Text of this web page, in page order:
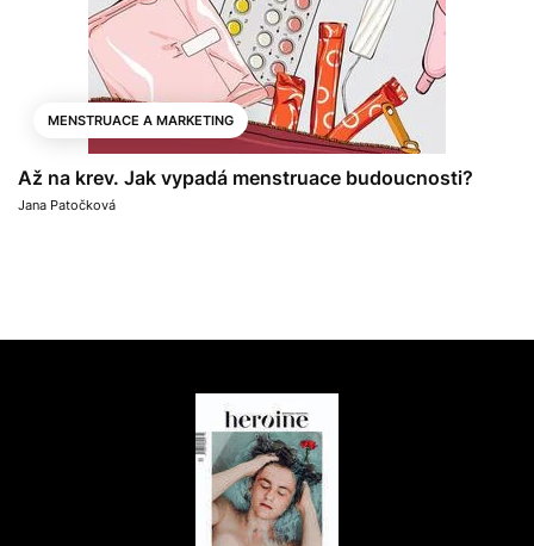
MENSTRUACE A MARKETING
Až na krev. Jak vypadá menstruace budoucnosti?
Jana Patočková